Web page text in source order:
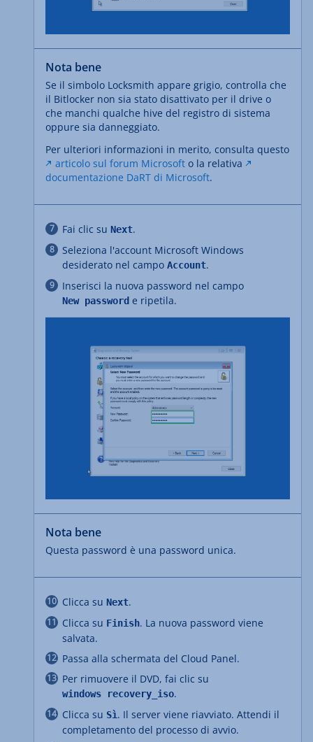
Nota bene
Se il simbolo Locksmith appare grigio, controlla che
il Bitlocker non sia stato disattivato per il drive o
che manchi qualche hive del registro di sistema
oppure sia danneggiato.
Per ulteriori informazioni in merito, consulta questo
articolo sul forum Microsoft o la relativa
documentazione DaRT di Microsoft.
Fai clic su Next.
Seleziona l'account Microsoft Windows
desiderato nel campo Account.
Inserisci la nuova password nel campo
New password e ripetila.
Nota bene
Questa password è una password unica.
Clicca su Next.
Clicca su Finish. La nuova password viene
salvata.
Passa alla schermata del Cloud Panel.
Per rimuovere il DVD, fai clic su
windows recovery_iso.
Clicca su Sì. Il server viene riavviato. Attendi il
completamento del processo di avvio.